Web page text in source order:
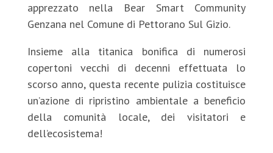
apprezzato nella Bear Smart Community
Genzana nel Comune di Pettorano Sul Gizio.
Insieme alla titanica bonifica di numerosi
copertoni vecchi di decenni effettuata lo
scorso anno, questa recente pulizia costituisce
un’azione di ripristino ambientale a beneficio
della comunità locale, dei visitatori e
dell’ecosistema!